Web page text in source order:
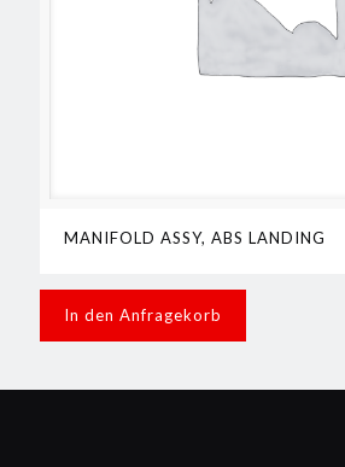
MANIFOLD ASSY, ABS LANDING
In den Anfragekorb